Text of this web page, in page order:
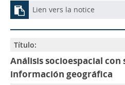
Lien vers la notice
Título:
Análisis socioespacial con
información geográfica